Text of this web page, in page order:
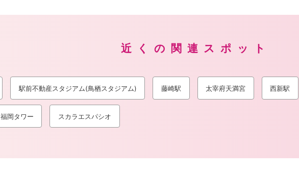
近くの関連スポット
駅前不動産スタジアム(鳥栖スタジアム) 藤崎駅 太宰府天満宮 西新駅
福岡タワー スカラエスパシオ